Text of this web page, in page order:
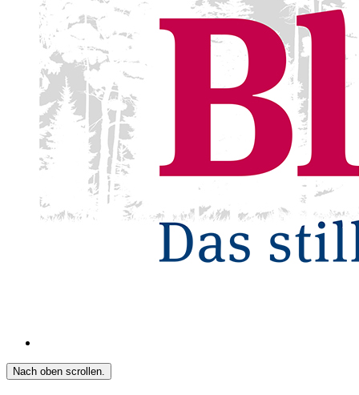
Nach oben scrollen.